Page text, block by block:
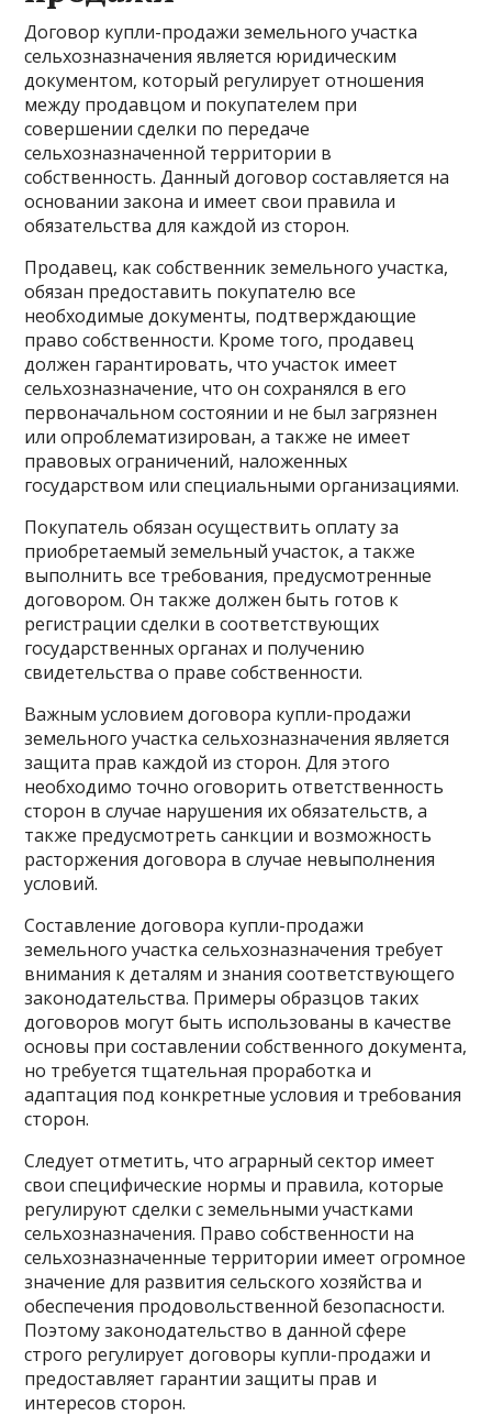
Договор купли-продажи земельного участка
сельхозназначения является юридическим
документом, который регулирует отношения
между продавцом и покупателем при
совершении сделки по передаче
сельхозназначенной территории в
собственность. Данный договор составляется на
основании закона и имеет свои правила и
обязательства для каждой из сторон.
Продавец, как собственник земельного участка,
обязан предоставить покупателю все
необходимые документы, подтверждающие
право собственности. Кроме того, продавец
должен гарантировать, что участок имеет
сельхозназначение, что он сохранялся в его
первоначальном состоянии и не был загрязнен
или опроблематизирован, а также не имеет
правовых ограничений, наложенных
государством или специальными организациями.
Покупатель обязан осуществить оплату за
приобретаемый земельный участок, а также
выполнить все требования, предусмотренные
договором. Он также должен быть готов к
регистрации сделки в соответствующих
государственных органах и получению
свидетельства о праве собственности.
Важным условием договора купли-продажи
земельного участка сельхозназначения является
защита прав каждой из сторон. Для этого
необходимо точно оговорить ответственность
сторон в случае нарушения их обязательств, а
также предусмотреть санкции и возможность
расторжения договора в случае невыполнения
условий.
Составление договора купли-продажи
земельного участка сельхозназначения требует
внимания к деталям и знания соответствующего
законодательства. Примеры образцов таких
договоров могут быть использованы в качестве
основы при составлении собственного документа,
но требуется тщательная проработка и
адаптация под конкретные условия и требования
сторон.
Следует отметить, что аграрный сектор имеет
свои специфические нормы и правила, которые
регулируют сделки с земельными участками
сельхозназначения. Право собственности на
сельхозназначенные территории имеет огромное
значение для развития сельского хозяйства и
обеспечения продовольственной безопасности.
Поэтому законодательство в данной сфере
строго регулирует договоры купли-продажи и
предоставляет гарантии защиты прав и
интересов сторон.